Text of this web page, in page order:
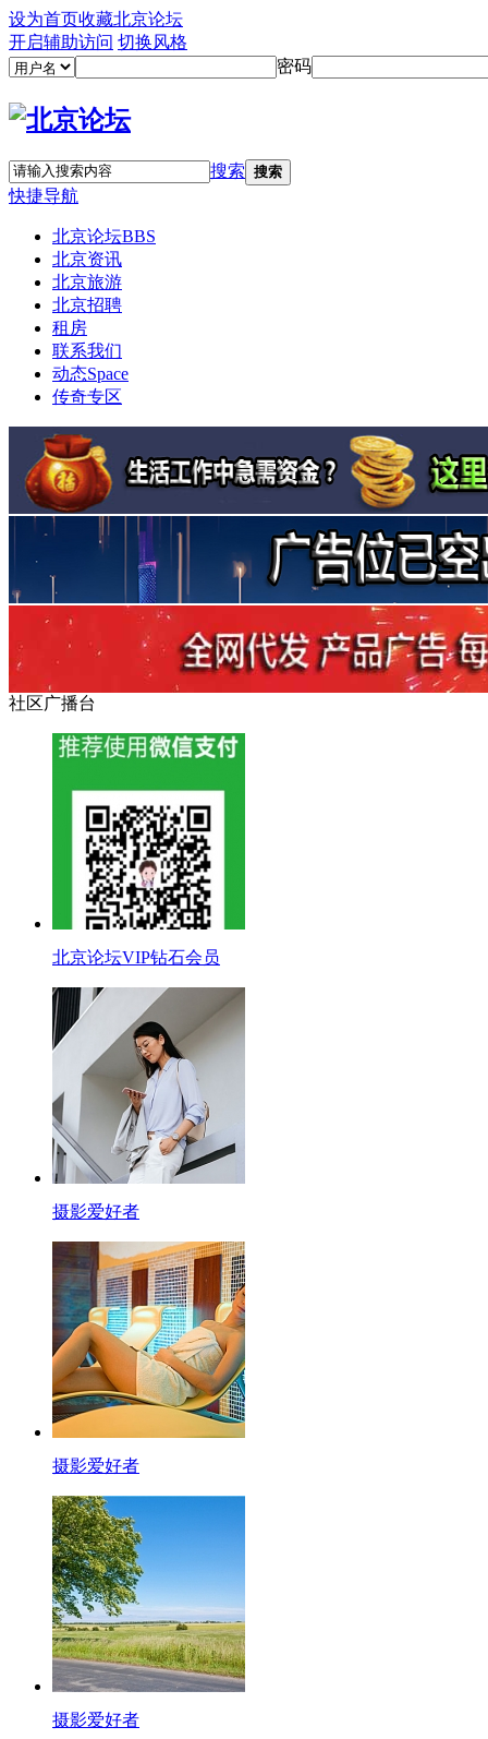
设为首页收藏北京论坛
开启辅助访问 切换风格
密码
搜索 搜索
快捷导航
北京论坛BBS
北京资讯
北京旅游
北京招聘
租房
联系我们
动态Space
传奇专区
社区广播台
北京论坛VIP钻石会员
摄影爱好者
摄影爱好者
摄影爱好者